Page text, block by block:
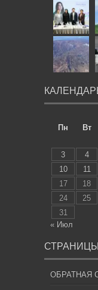
Пн
Вт
3
4
10
11
17
18
24
25
31
« Июл
СТРАНИЦЫ
ОБРАТНАЯ